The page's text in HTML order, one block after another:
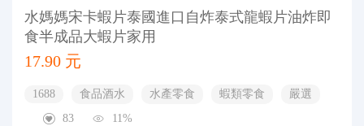
水媽媽宋卡蝦片泰國進口自炸泰式龍蝦片油炸即
食半成品大蝦片家用
17.90 元
1688 食品酒水 水產零食 蝦類零食
嚴選
83
11%